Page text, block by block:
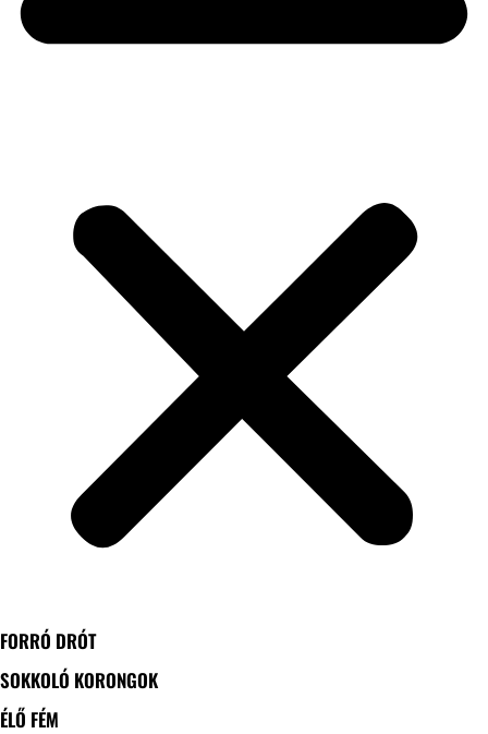
FORRÓ DRÓT
SOKKOLÓ KORONGOK
ÉLŐ FÉM